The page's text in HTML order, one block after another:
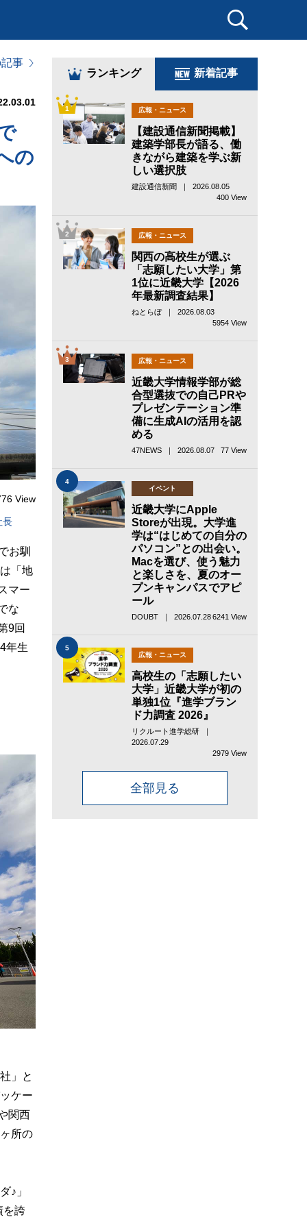
事
の
View
長
お馴
「地
マー
な
9回
年生
」と
ケー
関西
所の
♪」
を誇
ランキング 新着記事
1 広報・ニュース
【建設通信新聞掲載】
建築学部長が語る、働
きながら建築を学ぶ新
しい選択肢
建設通信新聞 ｜ 2026.08.05
400 View
2 広報・ニュース
関西の高校生が選ぶ
「志願したい大学」第
1位に近畿大学【2026
年最新調査結果】
ねとらぼ ｜ 2026.08.03
5954 View
3 広報・ニュース
近畿大学情報学部が総
合型選抜での自己PRや
プレゼンテーション準
備に生成AIの活用を認
める
47NEWS ｜ 2026.08.07 77 View
4
イベント
近畿大学にApple
Storeが出現。大学進
学は“はじめての自分の
パソコン”との出会い。
Macを選び、使う魅力
と楽しさを、夏のオー
プンキャンパスでアピ
ール
DOUBT ｜ 2026.07.286241 View
5
広報・ニュース
高校生の「志願したい
大学」近畿大学が初の
単独1位『進学ブラン
ド力調査 2026』
リクルート進学総研 ｜
2026.07.29
2979 View
全部見る